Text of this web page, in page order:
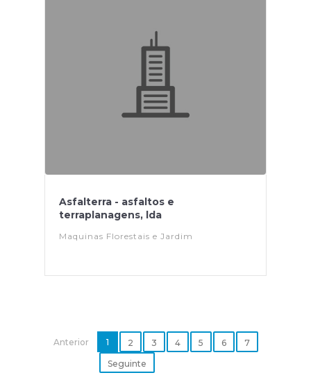
Asfalterra - asfaltos e
terraplanagens, lda
Maquinas Florestais e Jardim
Anterior 1 2 3 4 5 6
7
Seguinte